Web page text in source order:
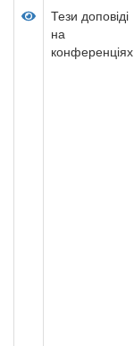
Тези доповіді
на
конференціях